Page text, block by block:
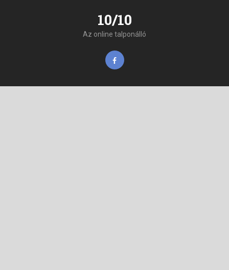
10/10
Az online talponálló